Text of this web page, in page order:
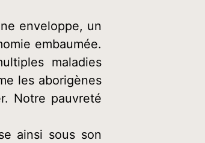
enveloppe, un
embaumée.
maladies
les aborigènes
Notre pauvreté
ainsi sous son